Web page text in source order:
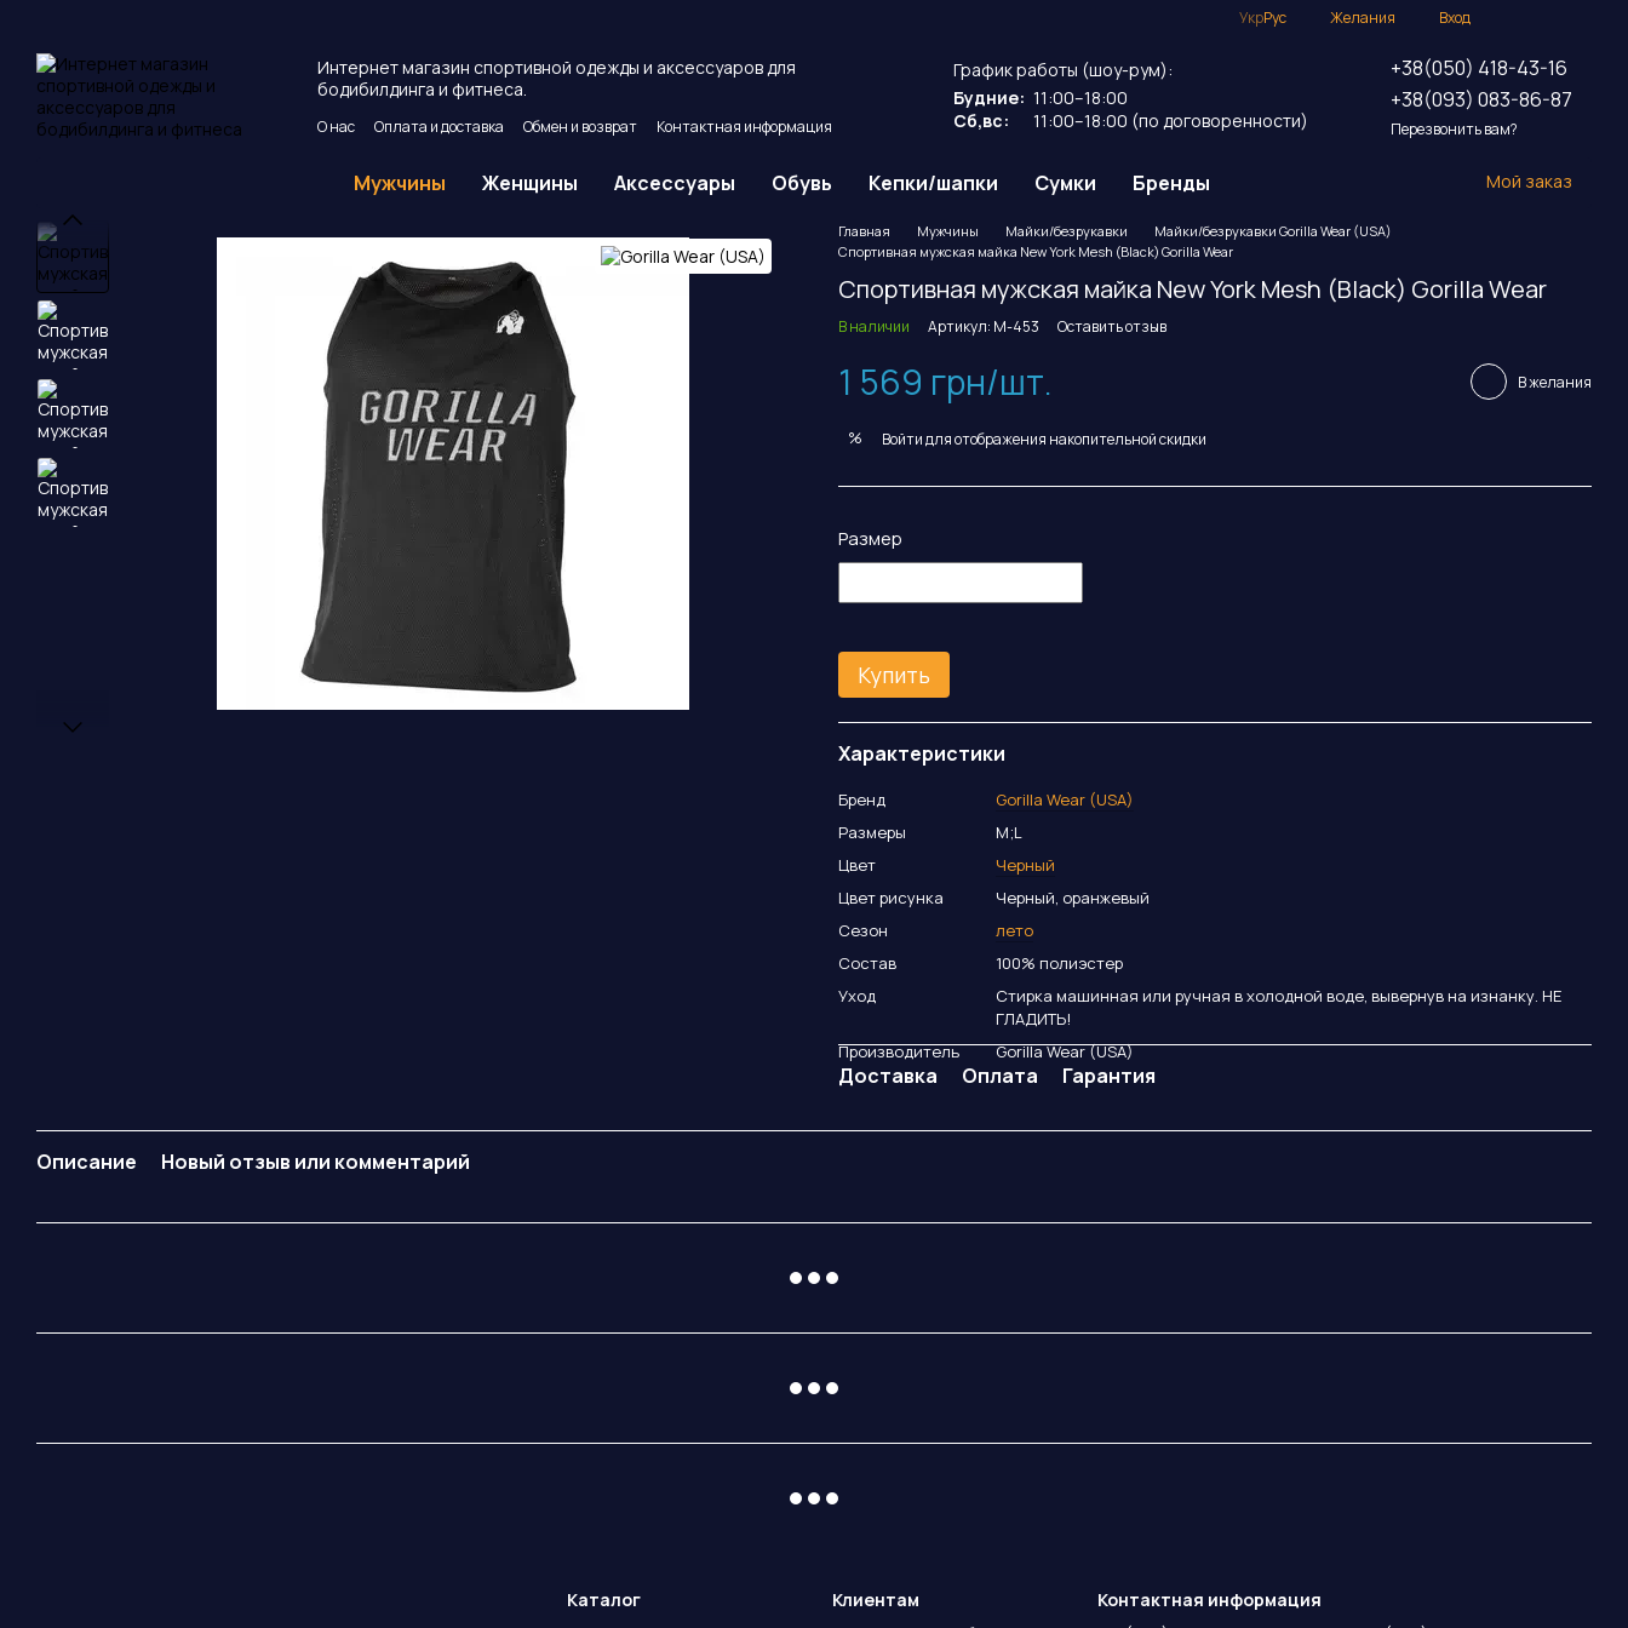
УкрРус Желания Вход
Интернет магазин спортивной одежды и аксессуаров для
бодибилдинга и фитнеса.
О нас Оплата и доставка Обмен и возврат
Контактная информация
График работы (шоу-рум):
Будние: 11:00–18:00
Сб,вс:
11:00–18:00 (по договоренности)
+38(050) 418-43-16
+38(093) 083-86-87
Перезвонить вам?
Мужчины Женщины Аксессуары Обувь Кепки/шапки Сумки Бренды Мой заказ
Главная Мужчины Майки/безрукавки
Майки/безрукавки Gorilla Wear (USA)
Спортивная мужская майка New York Mesh (Black) Gorilla Wear
Спортивная мужская майка New York Mesh (Black) Gorilla Wear
В наличии Артикул: M-453 Оставить отзыв
1 569 грн/шт. В желания
% Войтидля отображения накопительной скидки
Размер
Купить
Характеристики
Бренд
Gorilla Wear (USA)
Размеры
M;L
Цвет
Черный
Цвет рисунка
Черный, оранжевый
Сезон
лето
Состав
100% полиэстер
Уход
Стирка машинная или ручная в холодной воде, вывернув на изнанку. НЕ
ГЛАДИТЬ!
Производитель
Gorilla Wear (USA)
Доставка Оплата Гарантия
Описание Новый отзыв или комментарий
Каталог Клиентам Контактная информация